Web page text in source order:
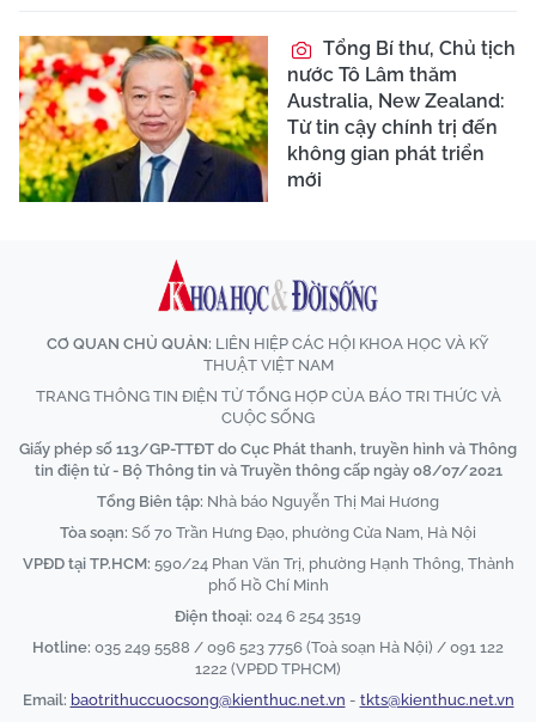
Tổng Bí thư, Chủ tịch
nước Tô Lâm thăm
Australia, New Zealand:
Từ tin cậy chính trị đến
không gian phát triển
mới
CƠ QUAN CHỦ QUẢN: LIÊN HIỆP CÁC HỘI KHOA HỌC VÀ KỸ
THUẬT VIỆT NAM
TRANG THÔNG TIN ĐIỆN TỬ TỔNG HỢP CỦA BÁO TRI THỨC VÀ
CUỘC SỐNG
Giấy phép số 113/GP-TTĐT do Cục Phát thanh, truyền hình và Thông
tin điện tử - Bộ Thông tin và Truyền thông cấp ngày 08/07/2021
Tổng Biên tập: Nhà báo Nguyễn Thị Mai Hương
Tòa soạn: Số 70 Trần Hưng Đạo, phường Cửa Nam, Hà Nội
VPĐD tại TP.HCM: 590/24 Phan Văn Trị, phường Hạnh Thông, Thành
phố Hồ Chí Minh
Điện thoại: 024 6 254 3519
Hotline: 035 249 5588 / 096 523 7756 (Toà soạn Hà Nội) / 091 122
1222 (VPĐD TPHCM)
Email: baotrithuccuocsong@kienthuc.net.vn - tkts@kienthuc.net.vn